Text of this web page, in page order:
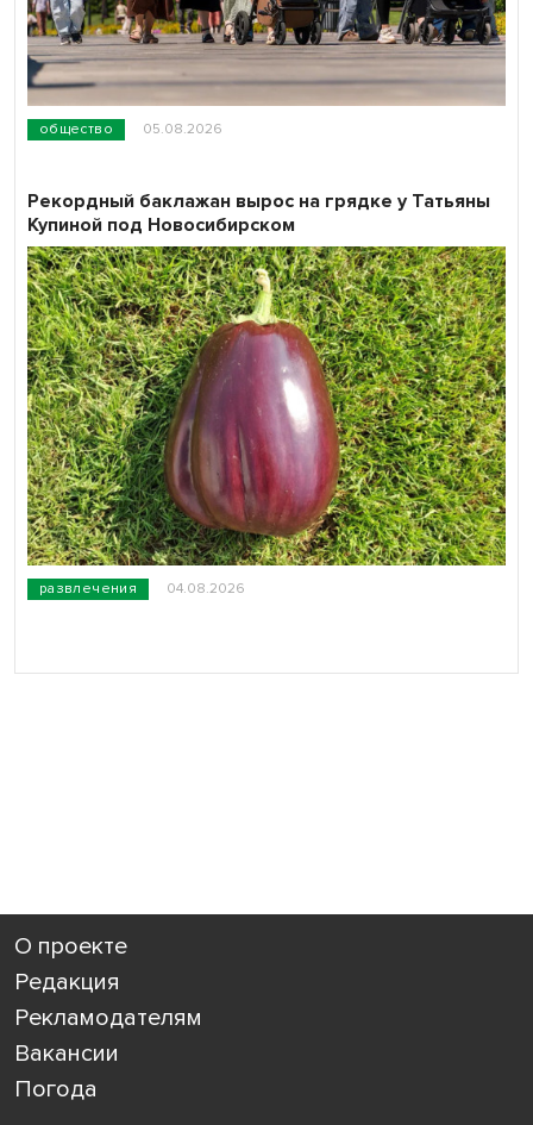
общество 05.08.2026
развлечения 04.08.2026
Рекордный баклажан вырос на грядке у Татьяны
Купиной под Новосибирском
О проекте
Редакция
Рекламодателям
Вакансии
Погода